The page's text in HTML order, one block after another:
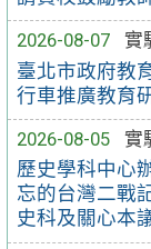
2026-08-07
實
臺北市政府教
行車推廣教育
2026-08-05
實
歷史學科中心
忘的台灣二戰
史科及關心本